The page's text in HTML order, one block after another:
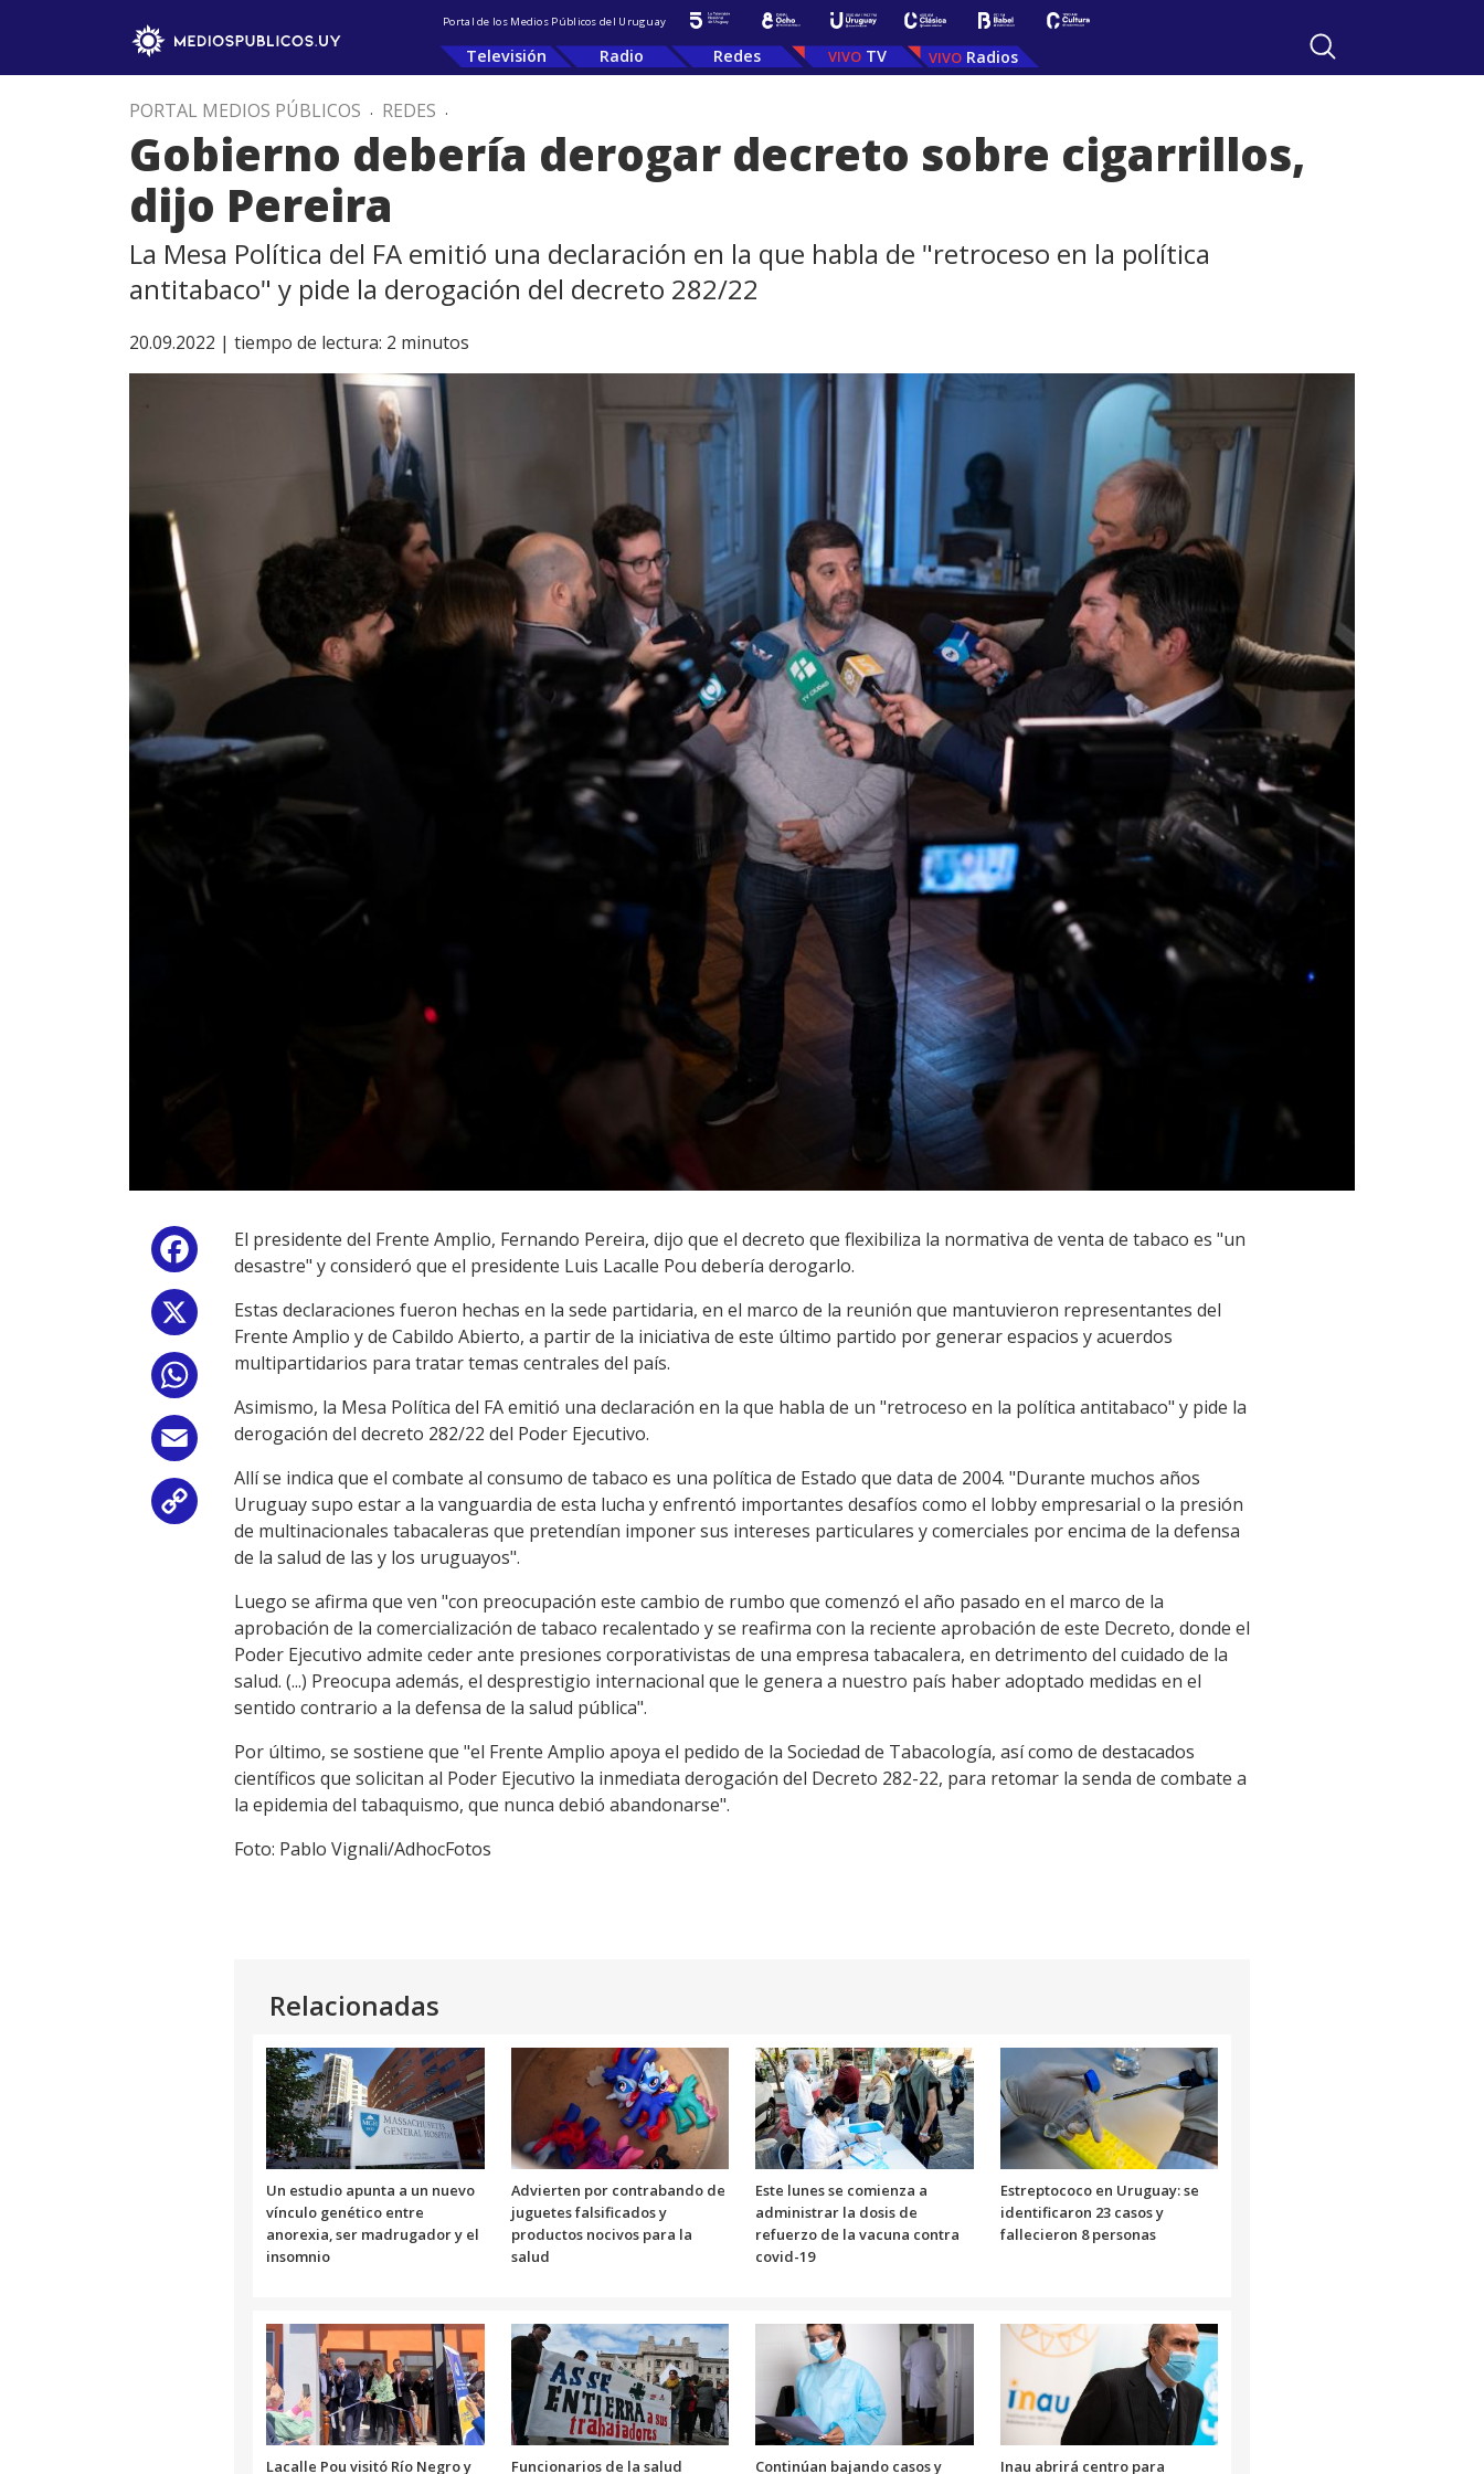
Portal de los Medios Públicos del Uruguay
Televisión Radio Redes TV Radios
PORTAL MEDIOS PÚBLICOS . REDES .
Gobierno debería derogar decreto sobre cigarrillos,
dijo Pereira
La Mesa Política del FA emitió una declaración en la que habla de "retroceso en la política
antitabaco" y pide la derogación del decreto 282/22
20.09.2022 | tiempo de lectura: 2 minutos
Facebook
WhatsApp
Email
Copy
Link
El presidente del Frente Amplio, Fernando Pereira, dijo que el decreto que flexibiliza la normativa de venta de tabaco es "un
desastre" y consideró que el presidente Luis Lacalle Pou debería derogarlo.
Estas declaraciones fueron hechas en la sede partidaria, en el marco de la reunión que mantuvieron representantes del
Frente Amplio y de Cabildo Abierto, a partir de la iniciativa de este último partido por generar espacios y acuerdos
multipartidarios para tratar temas centrales del país.
Asimismo, la Mesa Política del FA emitió una declaración en la que habla de un "retroceso en la política antitabaco" y pide la
derogación del decreto 282/22 del Poder Ejecutivo.
Allí se indica que el combate al consumo de tabaco es una política de Estado que data de 2004. "Durante muchos años
Uruguay supo estar a la vanguardia de esta lucha y enfrentó importantes desafíos como el lobby empresarial o la presión
de multinacionales tabacaleras que pretendían imponer sus intereses particulares y comerciales por encima de la defensa
de la salud de las y los uruguayos".
Luego se afirma que ven "con preocupación este cambio de rumbo que comenzó el año pasado en el marco de la
aprobación de la comercialización de tabaco recalentado y se reafirma con la reciente aprobación de este Decreto, donde el
Poder Ejecutivo admite ceder ante presiones corporativistas de una empresa tabacalera, en detrimento del cuidado de la
salud. (...) Preocupa además, el desprestigio internacional que le genera a nuestro país haber adoptado medidas en el
sentido contrario a la defensa de la salud pública".
Por último, se sostiene que "el Frente Amplio apoya el pedido de la Sociedad de Tabacología, así como de destacados
científicos que solicitan al Poder Ejecutivo la inmediata derogación del Decreto 282-22, para retomar la senda de combate a
la epidemia del tabaquismo, que nunca debió abandonarse".
Foto: Pablo Vignali/AdhocFotos
Relacionadas
Un estudio apunta a un nuevo
vínculo genético entre
anorexia, ser madrugador y el
insomnio
Advierten por contrabando de
juguetes falsificados y
productos nocivos para la
salud
Este lunes se comienza a
administrar la dosis de
refuerzo de la vacuna contra
covid-19
Estreptococo en Uruguay: se
identificaron 23 casos y
fallecieron 8 personas
Lacalle Pou visitó Río Negro y Funcionarios de la salud Continúan bajando casos y Inau abrirá centro para